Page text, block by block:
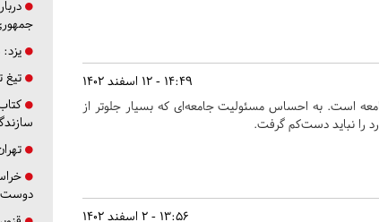
14:49 - 12 اسفند 1402
است. به احساس مسئولیت جامعه‌ای که بسیار جلوتر از
را نباید دست‌کم گرفت.
13:56 - 2 اسفند 1402
یزد:
تیغ